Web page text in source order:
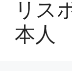
リス
本人